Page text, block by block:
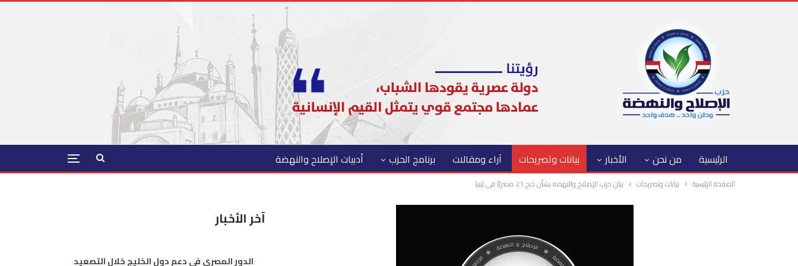
الرئيسية من نحن الأخبار بيانات وتصريحات آراء ومقالات برنامج الحزب أدبيات الإصلاح والنهضة
الصفحة الرئيسية بيانات وتصريحات بيان حزب الإصلاح والنهضة بشأن ذبح 21 مصريًا فى ليبيا
آخر الأخبار
الدور المصري في دعم دول الخليج خلال التصعيد